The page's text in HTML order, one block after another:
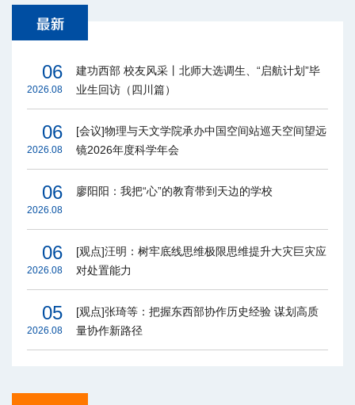
06
2026.08
建功西部 校友风采丨北师大选调生、“启航计划”毕
业生回访（四川篇）
06
2026.08
[会议]物理与天文学院承办中国空间站巡天空间望远
镜2026年度科学年会
06
2026.08
廖阳阳：我把“心”的教育带到天边的学校
06
2026.08
[观点]汪明：树牢底线思维极限思维提升大灾巨灾应
对处置能力
05
2026.08
[观点]张琦等：把握东西部协作历史经验 谋划高质
量协作新路径